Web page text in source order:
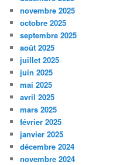
novembre 2025
octobre 2025
septembre 2025
août 2025
juillet 2025
juin 2025
mai 2025
avril 2025
mars 2025
février 2025
janvier 2025
décembre 2024
novembre 2024